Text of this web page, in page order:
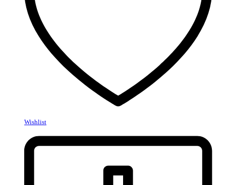
Wishlist